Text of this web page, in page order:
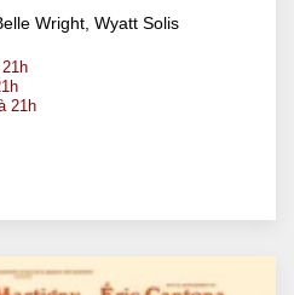
Wright, Wyatt Solis
21h